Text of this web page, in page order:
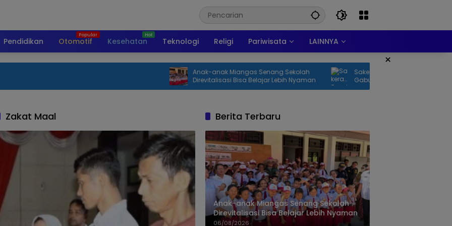
Pendidikan Otomotif Kesehatan Teknologi Religi Pariwisata LAINNYA
×
Anak-anak Miangas Senang Sekolah
Direvitalisasi Bisa Belajar Lebih Nyaman
Sakera Bondowoso Apresiasi Tim
Gabungan yang Berhasil Mengevakuasi
Dua Korban Gunung Piramid
Zakat Maal Berita Terbaru
Anak-anak Miangas Senang Sekolah
Direvitalisasi Bisa Belajar Lebih Nyaman
06/08/2026